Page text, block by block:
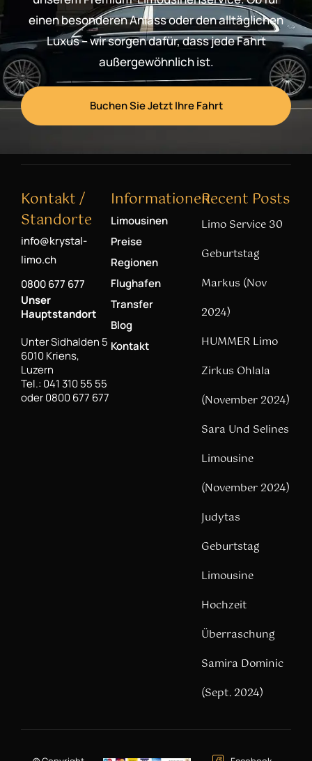
einen besonderen Anlass oder den alltäglichen
Luxus – wir sorgen dafür, dass jede Fahrt
außergewöhnlich ist.
Buchen Sie Jetzt Ihre Fahrt
Kontakt /
Standorte
info@krystal-
limo.ch
0800 677 677
Unser
Hauptstandort
Unter Sidhalden 5
6010 Kriens,
Luzern
Tel.: 041 310 55 55
oder 0800 677 677
Informationen
Limousinen
Preise
Regionen
Flughafen
Transfer
Blog
Kontakt
Recent Posts
Limo Service 30
Geburtstag
Markus (Nov
2024)
HUMMER Limo
Zirkus Ohlala
(November 2024)
Sara Und Selines
Limousine
(November 2024)
Judytas
Geburtstag
Limousine
Hochzeit
Überraschung
Samira Dominic
(Sept. 2024)